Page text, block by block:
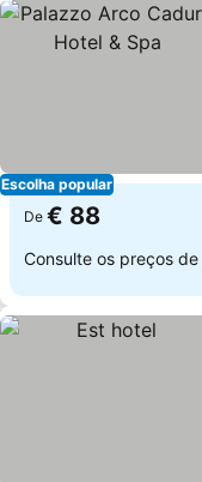
Escolha popular
De € 88
Consulte os preços de